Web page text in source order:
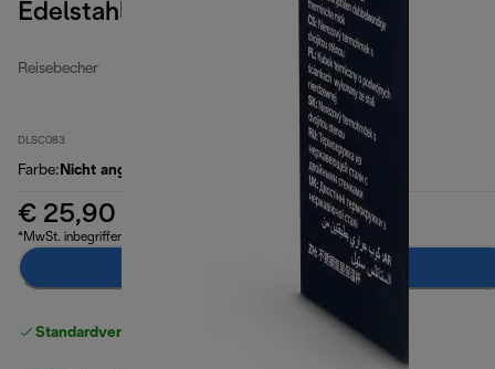
Edelstahl, 705 ml
Reisebecher
DLSC083
Farbe: Nicht angegeben
€ 25,90
*MwSt. inbegriffen
Zum Warenkorb hinzufügen
Standardversand kostenlos